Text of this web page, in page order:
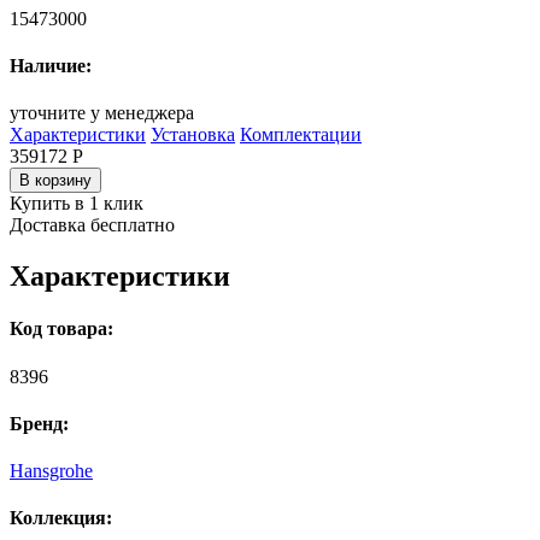
15473000
Наличие:
уточните у менеджера
Характеристики Установка Комплектации
359172 Р
В корзину
Купить в 1 клик
Доставка бесплатно
Характеристики
Код товара:
8396
Бренд:
Hansgrohe
Коллекция: